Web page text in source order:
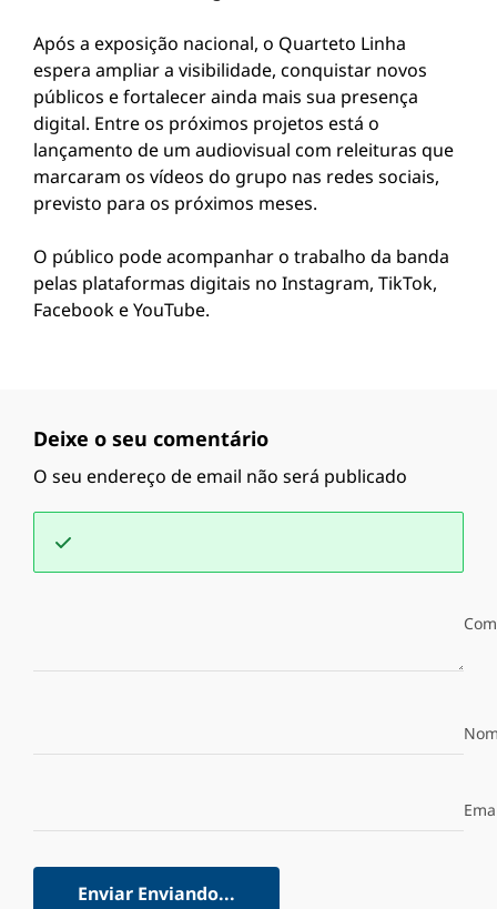
Após a exposição nacional, o Quarteto Linha
espera ampliar a visibilidade, conquistar novos
públicos e fortalecer ainda mais sua presença
digital. Entre os próximos projetos está o
lançamento de um audiovisual com releituras que
marcaram os vídeos do grupo nas redes sociais,
previsto para os próximos meses.
O público pode acompanhar o trabalho da banda
pelas plataformas digitais no Instagram, TikTok,
Facebook e YouTube.
Deixe o seu comentário
O seu endereço de email não será publicado
Enviar Enviando...